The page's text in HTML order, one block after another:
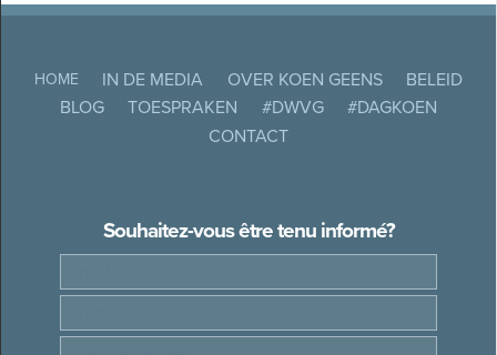
HOME IN DE MEDIA OVER KOEN GEENS
BELEID
BLOG
TOESPRAKEN #DWVG
#DAGKOEN
CONTACT
Souhaitez-vous être tenu informé?